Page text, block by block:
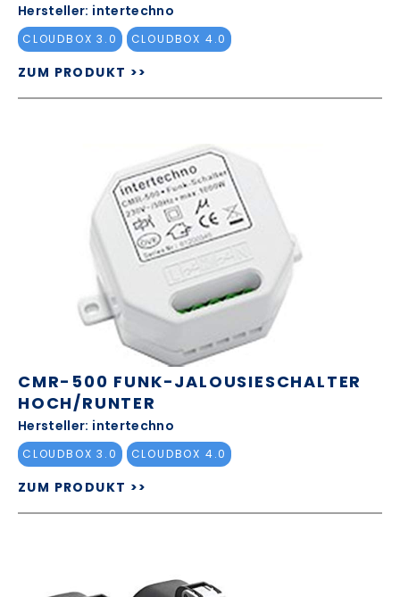
Hersteller: intertechno
CLOUDBOX 3.0 CLOUDBOX 4.0
ZUM PRODUKT >>
CMR-500 FUNK-JALOUSIESCHALTER
HOCH/RUNTER
Hersteller: intertechno
CLOUDBOX 3.0 CLOUDBOX 4.0
ZUM PRODUKT >>